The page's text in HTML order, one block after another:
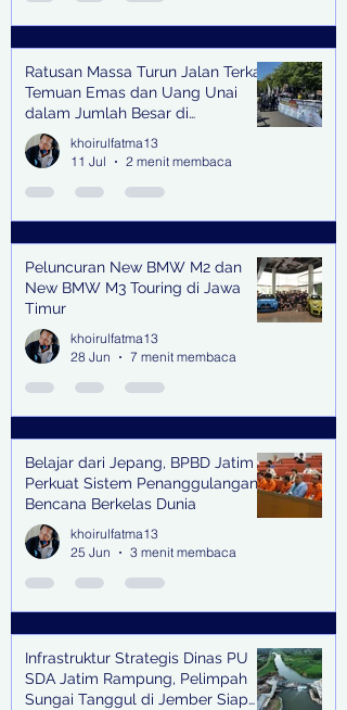
Ratusan Massa Turun Jalan Terkait
Temuan Emas dan Uang Unai
dalam Jumlah Besar di
Lingkungan Jampidsus Kejaksaan
Agung RI di Jakarta
khoirulfatma13
11 Jul
2 menit membaca
Peluncuran New BMW M2 dan
New BMW M3 Touring di Jawa
Timur
khoirulfatma13
28 Jun
7 menit membaca
Belajar dari Jepang, BPBD Jatim
Perkuat Sistem Penanggulangan
Bencana Berkelas Dunia
khoirulfatma13
25 Jun
3 menit membaca
Infrastruktur Strategis Dinas PU
SDA Jatim Rampung, Pelimpah
Sungai Tanggul di Jember Siap